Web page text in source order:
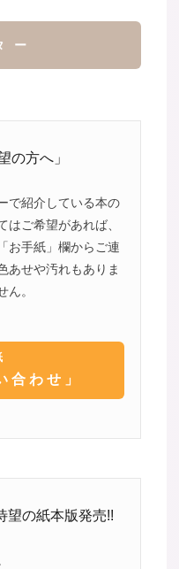
ー
の方へ」
で紹介している本の
はご希望があれば、
お手紙」欄からご連
あせや汚れもありま
。
合わせ」
望の紙本版発売!!